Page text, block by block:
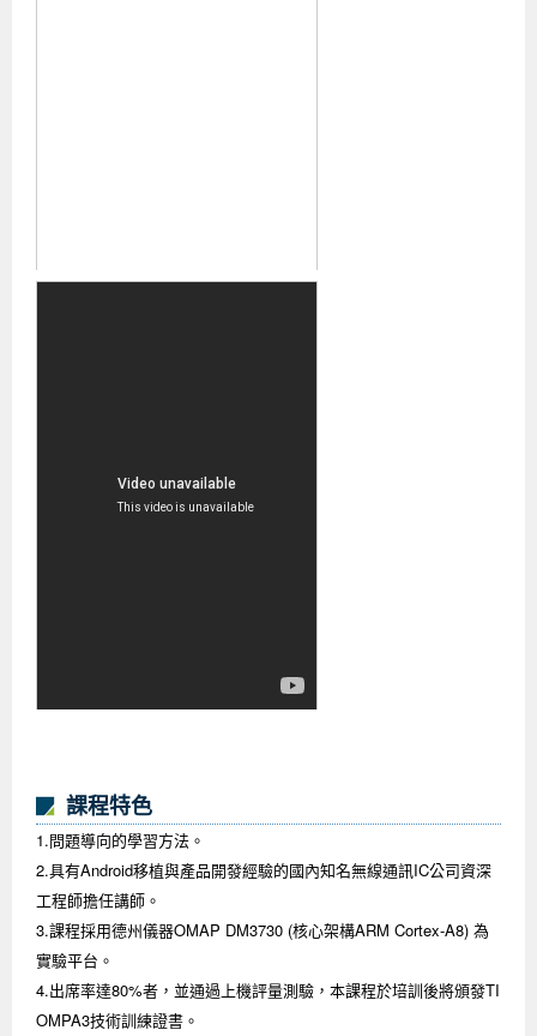
課程特色
1.問題導向的學習方法。
2.具有Android移植與產品開發經驗的國內知名無線通訊IC公司資深
工程師擔任講師。
3.課程採用德州儀器OMAP DM3730 (核心架構ARM Cortex-A8) 為
實驗平台。
4.出席率達80%者，並通過上機評量測驗，本課程於培訓後將頒發TI
OMPA3技術訓練證書。